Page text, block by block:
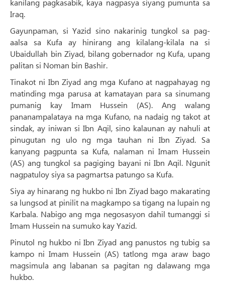
kanilang pagkasabik, kaya nagpasya siyang pumunta sa
Iraq.
Gayunpaman, si Yazid sino nakarinig tungkol sa pag-
aalsa sa Kufa ay hinirang ang kilalang-kilala na si
Ubaidullah bin Ziyad, bilang gobernador ng Kufa, upang
palitan si Noman bin Bashir.
Tinakot ni Ibn Ziyad ang mga Kufano ​​at nagpahayag ng
matinding mga parusa at kamatayan para sa sinumang
pumanig kay Imam Hussein (AS). Ang walang
pananampalataya na mga Kufano, na nadaig ng takot at
sindak, ay iniwan si Ibn Aqil, sino kalaunan ay nahuli at
pinugutan ng ulo ng mga tauhan ni Ibn Ziyad. Sa
kanyang pagpunta sa Kufa, nalaman ni Imam Hussein
(AS) ang tungkol sa pagiging bayani ni Ibn Aqil. Ngunit
nagpatuloy siya sa pagmartsa patungo sa Kufa.
Siya ay hinarang ng hukbo ni Ibn Ziyad bago makarating
sa lungsod at pinilit na magkampo sa tigang na lupain ng
Karbala. Nabigo ang mga negosasyon dahil tumanggi si
Imam Hussein na sumuko kay Yazid.
Pinutol ng hukbo ni Ibn Ziyad ang panustos ng tubig sa
kampo ni Imam Hussein (AS) tatlong mga araw bago
magsimula ang labanan sa pagitan ng dalawang mga
hukbo.